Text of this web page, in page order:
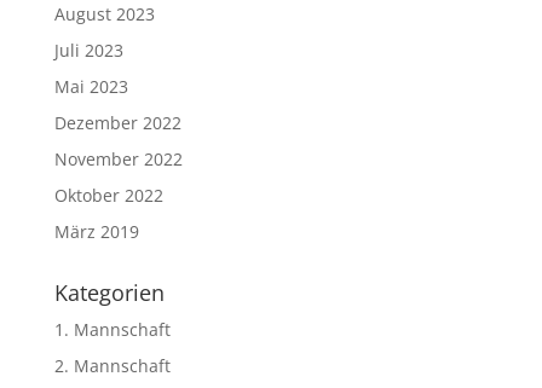
August 2023
Juli 2023
Mai 2023
Dezember 2022
November 2022
Oktober 2022
März 2019
Kategorien
1. Mannschaft
2. Mannschaft